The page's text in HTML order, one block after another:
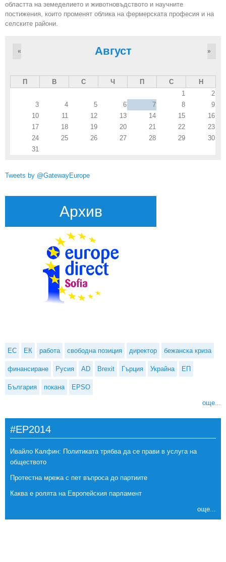
областта на земеделието и животновъдството и научните
постижения, които променят облика на фермерската професия и на
селските райони.
Август
« »
П В С Ч П С
Н
1
2
3
4 5 6 7 8
9
10
11 12 13 14 15
16
17
18 19 20 21 22
23
24
25 26 27 28 29
30
31
Tweets by @GatewayEurope
Архив
ЕС ЕК работа свободна позиция директор бежанска криза
финансиране Русия AD Brexit Гърция Украйна ЕП
България покана EPSO
още...
#EP2014
Ивайло Калфин: Политиката трябва да се прави в услуга на
обществото
Протестна мрежа с пет въпроса до партиите
Каква е ролята на Европейския парламент
още...